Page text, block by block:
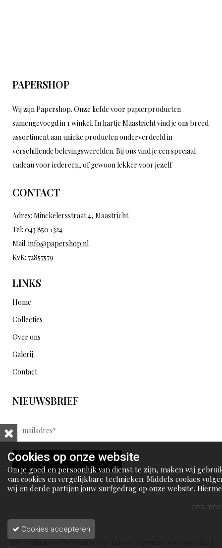
PAPERSHOP
Wij zijn Papershop. Onze liefde voor papierproducten
samengevoegd in 1 winkel. In hartje Maastricht vind je ons breed
assortiment aan unieke producten onderverdeeld in
verschillende belevingswerelden. Bij ons vind je een speciaal
cadeau voor iedereen, of gewoon lekker voor jezelf
CONTACT
Adres: Minckelersstraat 4, Maastricht
Tel: 043 850 1324
Mail: info@papershop.nl
KvK: 72857579
LINKS
Home
Collecties
Over ons
Galerij
Contact
NIEUWSBRIEF
E
-
m
a
i
l
d
r
VERSTUREN
Cookies op onze website
Om je goed en persoonlijk van dienst te zijn, maken wij
van cookies en vergelijkbare technieken. Middels cookies
wij en derde partijen jouw surfgedrag op onze website.
Lees
Cookies accepteren